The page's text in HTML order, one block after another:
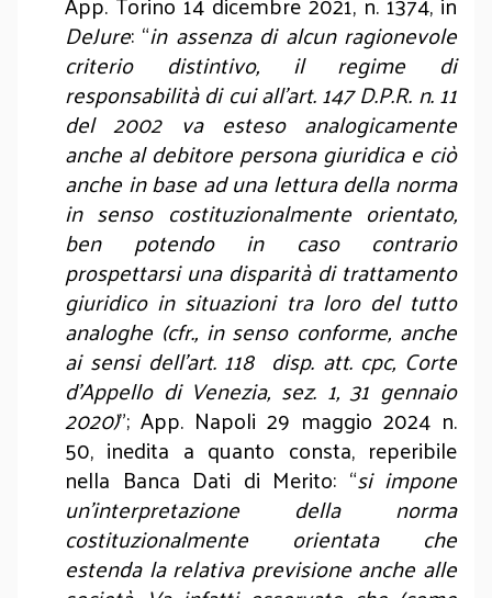
DeJure: “in assenza di alcun ragionevole
criterio distintivo, il regime di
responsabilità di cui all'art. 147 D.P.R. n. 11
del 2002 va esteso analogicamente
anche al debitore persona giuridica e ciò
anche in base ad una lettura della norma
in senso costituzionalmente orientato,
ben potendo in caso contrario
prospettarsi una disparità di trattamento
giuridico in situazioni tra loro del tutto
analoghe (cfr., in senso conforme, anche
ai sensi dell'art. 118 disp. att. cpc, Corte
d'Appello di Venezia, sez. 1, 31 gennaio
2020)”; App. Napoli 29 maggio 2024 n.
50, inedita a quanto consta, reperibile
nella Banca Dati di Merito: “si impone
un’interpretazione della norma
costituzionalmente orientata che
estenda la relativa previsione anche alle